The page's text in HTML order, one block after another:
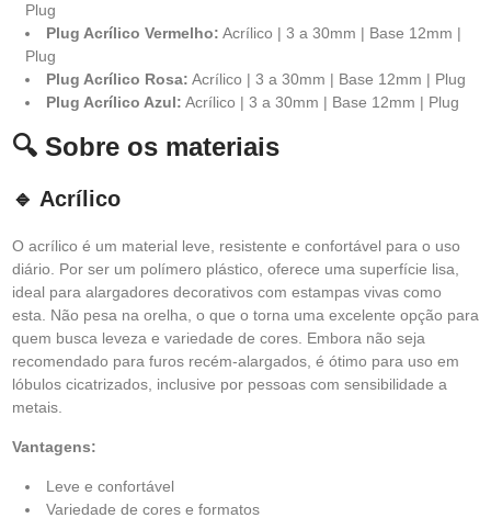
Plug
Plug Acrílico Vermelho: Acrílico | 3 a 30mm | Base 12mm |
Plug
Plug Acrílico Rosa: Acrílico | 3 a 30mm | Base 12mm | Plug
Plug Acrílico Azul: Acrílico | 3 a 30mm | Base 12mm | Plug
🔍 Sobre os materiais
🔹 Acrílico
O acrílico é um material leve, resistente e confortável para o uso
diário. Por ser um polímero plástico, oferece uma superfície lisa,
ideal para alargadores decorativos com estampas vivas como
esta. Não pesa na orelha, o que o torna uma excelente opção para
quem busca leveza e variedade de cores. Embora não seja
recomendado para furos recém-alargados, é ótimo para uso em
lóbulos cicatrizados, inclusive por pessoas com sensibilidade a
metais.
Vantagens:
Leve e confortável
Variedade de cores e formatos